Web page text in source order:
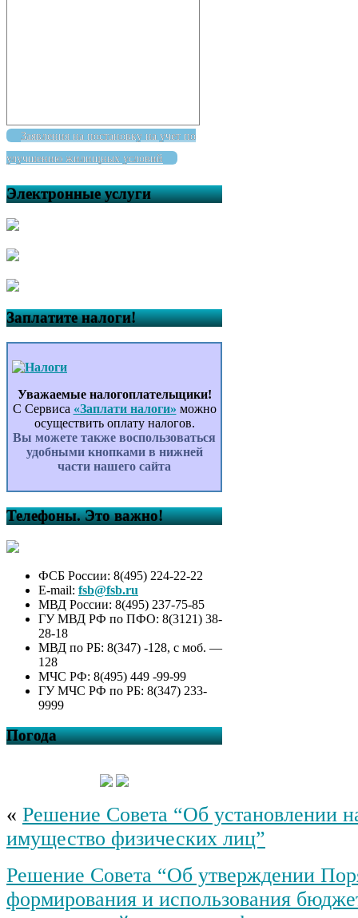
Заявления на постановку на учет по
улучшению жилищных условий
Электронные услуги
Заплатите налоги!
Уважаемые налогоплательщики!
С Сервиса «Заплати налоги» можно
осуществить оплату налогов.
Вы можете также воспользоваться
удобными кнопками в нижней
части нашего сайта
Телефоны. Это важно!
ФСБ России: 8(495) 224-22-22
E-mail: fsb@fsb.ru
МВД России: 8(495) 237-75-85
ГУ МВД РФ по ПФО: 8(3121) 38-
28-18
МВД по РБ: 8(347) -128, с моб. —
128
МЧС РФ: 8(495) 449 -99-99
ГУ МЧС РФ по РБ: 8(347) 233-
9999
Погода
« Решение Совета “Об установлении
имущество физических лиц”
Решение Совета “Об утверждении
формирования и использования